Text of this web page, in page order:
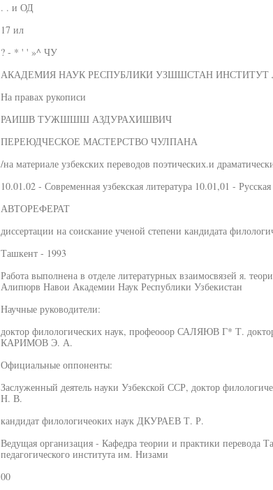
. . и ОД
17 ил
? - * ' ' »^ ЧУ
АКАДЕМИЯ НАУК РЕСПУБЛИКИ УЗШШСТАН ИНСТИТУТ
На правах рукописи
РАИШВ ТУЖШШШ АЗДУРАХИШВИЧ
ПЕРЕЮДЧЕСКОЕ МАСТЕРСТВО ЧУЛПАНА
/на материале узбекских переводов поэтических.и
10.01.02 - Современная узбекская литература 10.01,01 - Русская
АВТОРЕФЕРАТ
диссертации на соискание ученой степени кандидата
Ташкент - 1993
Работа выполнена в отделе литературных взаимосвязей я.
Алипюрв Навои Академии Наук Республики Узбекистан
Научные руководители:
доктор филологических наук, профеооор САЛЯЮВ Г* Т.
КАРИМОВ Э. А.
Официальные оппоненты:
Заслуженный деятель науки Узбекской ССР, доктор
Н. В.
кандидат филологичеоких наук ДКУРАЕВ Т. Р.
Ведущая организация - Кафедра теории и практики перевода
педагогического института им. Низами
00